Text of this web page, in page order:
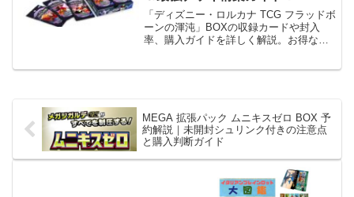
「ディズニー・ロルカナ TCG フラッドボ
ーンの渾沌」BOXの収録カードや封入
率、購入ガイドを詳しく解説。お得な購
MEGA 拡張パック ムニキスゼロ BOX 予
約解説｜未開封シュリンク付きの注意点
と購入判断ガイド